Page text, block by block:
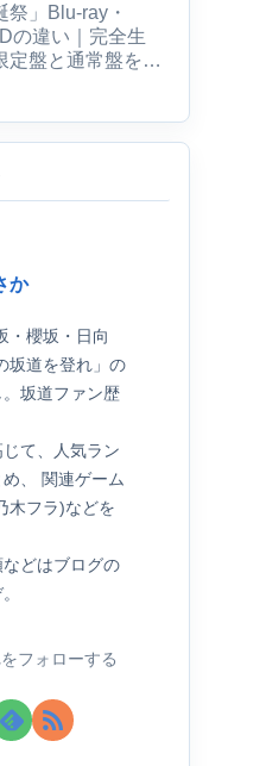
祭」Blu-ray・
の違い｜完全生
定盤と通常盤を比
か
・櫻坂・日向
坂道を登れ」の
坂道ファン歴
て、人気ラン
、 関連ゲーム
木フラ)などを
どはブログの
フォローする